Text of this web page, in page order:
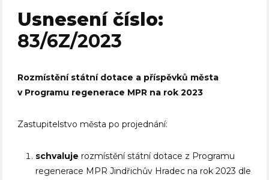
Usnesení číslo:
83/6Z/2023
Rozmístění státní dotace a příspěvků města
v Programu regenerace MPR na rok 2023
Zastupitelstvo města po projednání:
schvaluje rozmístění státní dotace z Programu
regenerace MPR Jindřichův Hradec na rok 2023 dle